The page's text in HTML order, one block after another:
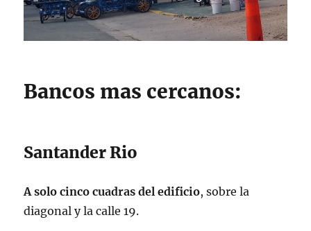
Bancos mas cercanos:
Santander Rio
A solo cinco cuadras del edificio, sobre la
diagonal y la calle 19.